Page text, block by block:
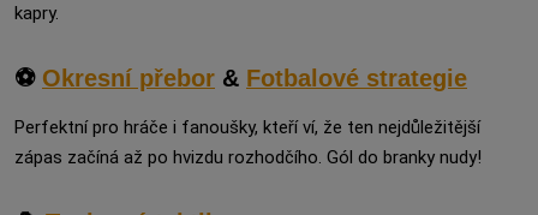
kapry.
⚽ Okresní přebor & Fotbalové strategie
Perfektní pro hráče i fanoušky, kteří ví, že ten nejdůležitější
zápas začíná až po hvizdu rozhodčího. Gól do branky nudy!